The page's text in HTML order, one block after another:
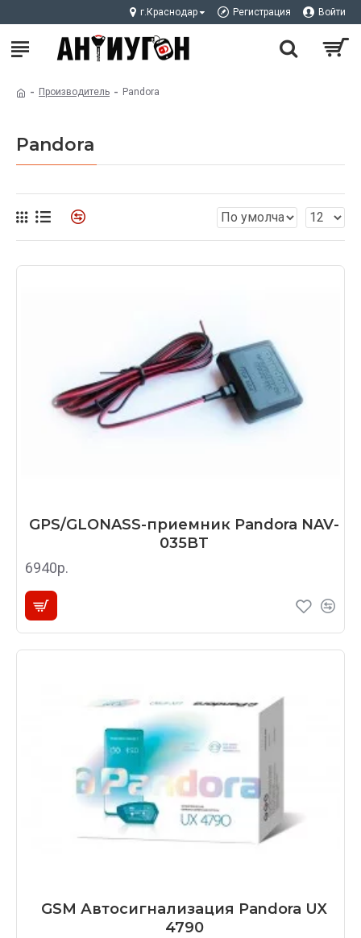
г.Краснодар Регистрация Войти
Производитель Pandora
Pandora
GPS/GLONASS-приемник Pandora NAV-
035BT
6940р.
GSM Автосигнализация Pandora UX
4790